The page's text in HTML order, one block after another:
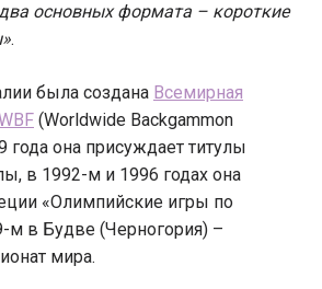
основных формата – короткие
.
была создана Всемирная
(Worldwide Backgammon
года она присуждает титулы
в 1992-м и 1996 годах она
«Олимпийские игры по
м в Будве (Черногория) –
мира.